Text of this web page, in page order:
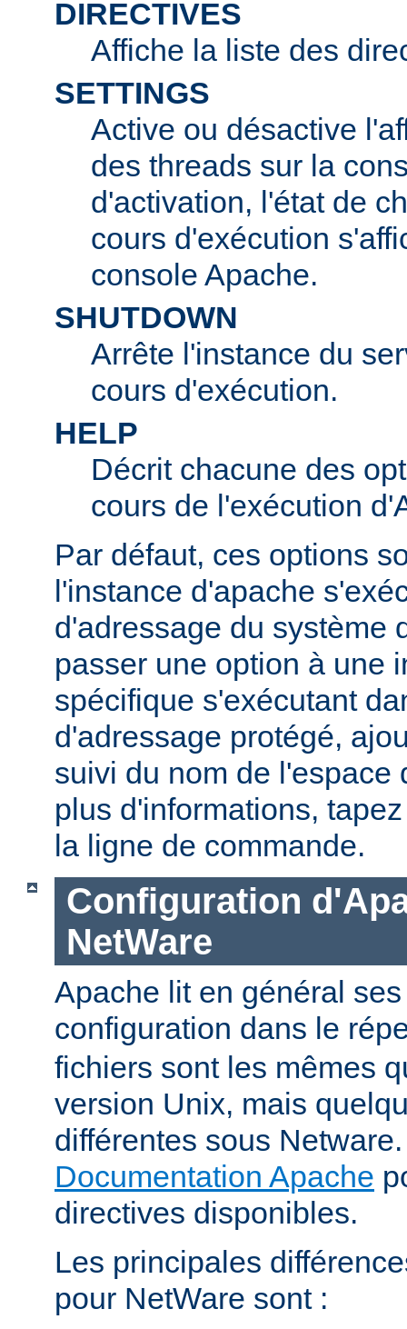
DIRECTIVES
Affiche la liste des
SETTINGS
Active ou désactive
des threads sur la
d'activation, l'état de
cours d'exécution
console Apache.
SHUTDOWN
Arrête l'instance du
cours d'exécution.
HELP
Décrit chacune des
cours de l'exécution
Par défaut, ces options
l'instance d'apache
d'adressage du système
passer une option à une
spécifique s'exécutant
d'adressage protégé,
suivi du nom de l'espace
plus d'informations,
la ligne de commande.
Configuration
NetWare
Apache lit en général
configuration dans le
fichiers sont les mêmes
version Unix, mais
différentes sous
Documentation Apache
directives disponibles.
Les principales
pour NetWare sont :